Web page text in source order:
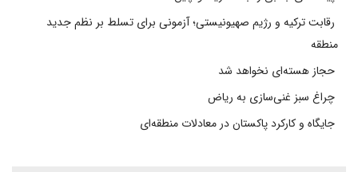
رقابت ترکیه و رژیم صهیونیستی؛ آزمونی برای تسلط بر نظم جدید
منطقه
حجاز هسته‌ای نخواهد شد
چراغ سبز غنی‌سازی به ریاض
جایگاه و کارکرد پاکستان در معادلات منطقه‌ای